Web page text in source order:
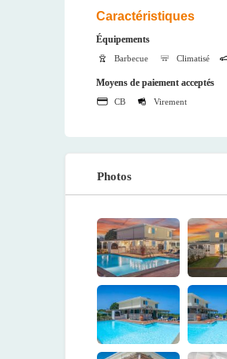
Caractéristiques
Équipements
Barbecue Climatisé
Moyens de paiement acceptés
CB Virement
Photos